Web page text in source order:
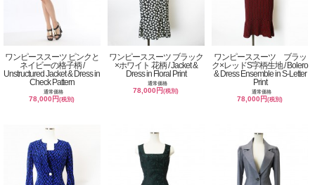
ワンピーススーツ ピンクと
ネイビーの格子柄 /
Unstructured Jacket & Dress in
Check Pattern
通常価格
78,000円(税別)
ワンピーススーツ ブラック
×ホワイト 花柄 / Jacket &
Dress in Floral Print
通常価格
78,000円(税別)
ワンピーススーツ ブラッ
ク×レッドS字柄生地 / Bolero
& Dress Ensemble in S-Letter
Print
通常価格
78,000円(税別)